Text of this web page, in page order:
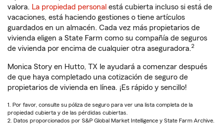
valora. La propiedad personal está cubierta incluso si está de
vacaciones, está haciendo gestiones o tiene artículos
guardados en un almacén. Cada vez más propietarios de
vivienda eligen a State Farm como su compañía de seguros
de vivienda por encima de cualquier otra aseguradora.2
Monica Story en Hutto, TX le ayudará a comenzar después
de que haya completado una cotización de seguro de
propietarios de vivienda en línea. ¡Es rápido y sencillo!
1. Por favor, consulte su póliza de seguro para ver una lista completa de la
propiedad cubierta y de las pérdidas cubiertas.
2. Datos proporcionados por S&P Global Market Intelligence y State Farm Archive.